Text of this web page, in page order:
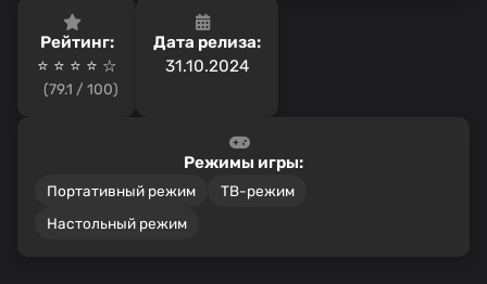
Рейтинг:
⭐ ⭐ ⭐ ⭐️ ☆
(79.1 / 100)
Дата релиза:
31.10.2024
Режимы игры:
Портативный режим
ТВ-режим
Настольный режим